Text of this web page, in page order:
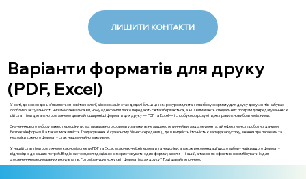
ЛИШИТИ КОНТАКТИ
Варіанти форматів для друку
(PDF, Excel)
У світі, де кожен день з'являються нові технології, а інформація стає дедалі більш цінним ресурсом, питання вибору формату для друку документів набуває
особливої актуальності. Чи замислювалися ви, чому одні файли легко передаються та зберігаються, а інші вимагають спеціальних програм для редагування? У
цій статті ми детально розглянемо два найпоширеніші формати для друку — PDF та Excel — і спробуємо зрозуміти, як правильно вибрати між ними.
Значення цього вибору важко переоцінити: від правильного формату залежить не лише естетичний вигляд документа, а й ефективність роботи з даними,
безпека інформації, а також можливість її редагування. У сучасному бізнес-середовищі, де швидкість і точність є запорукою успіху, знання про переваги та
недоліки кожного формату стає надзвичайно важливим.
У нашій статті ми розглянемо ключові аспекти PDF та Excel, включаючи їхні переваги та недоліки, а також рекомендації щодо вибору найкращого формату
відповідно до ваших потреб. Ви дізнаєтеся, коли доцільно використовувати один формат, а коли — інший, а також як ефективно комбінувати їх для
досягнення максимальних результатів. Готові зануритися у світ форматів для друку? Тоді давайте почнемо